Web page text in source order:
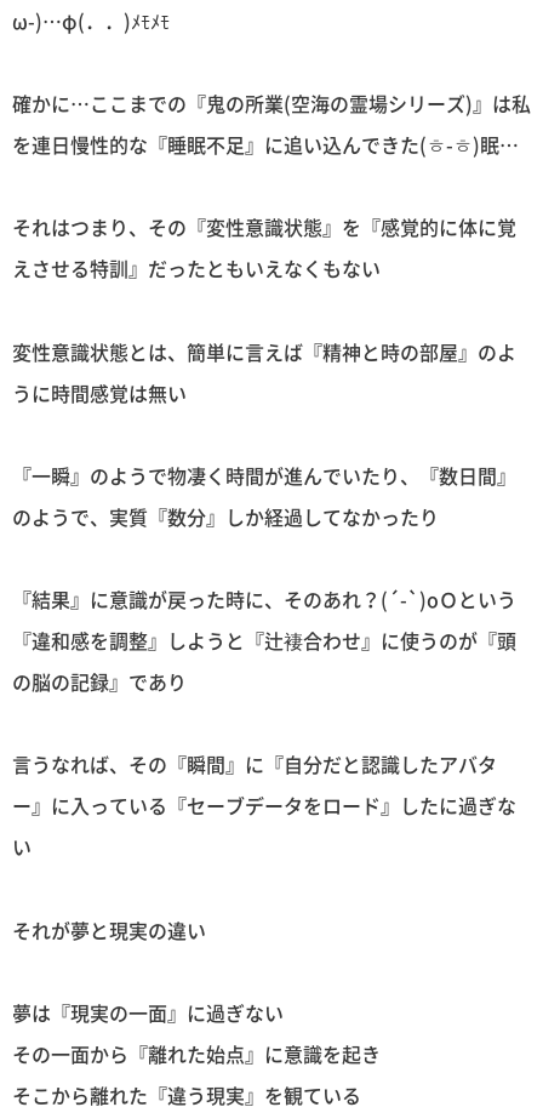
ω-)…φ(．．)ﾒﾓﾒﾓ
確かに…ここまでの『鬼の所業(空海の霊場シリーズ)』は私
を連日慢性的な『睡眠不足』に追い込んできた(ㅎ-ㅎ)眠…
それはつまり、その『変性意識状態』を『感覚的に体に覚
えさせる特訓』だったともいえなくもない
変性意識状態とは、簡単に言えば『精神と時の部屋』のよ
うに時間感覚は無い
『一瞬』のようで物凄く時間が進んでいたり、『数日間』
のようで、実質『数分』しか経過してなかったり
『結果』に意識が戻った時に、そのあれ？(´-`)oＯという
『違和感を調整』しようと『辻褄合わせ』に使うのが『頭
の脳の記録』であり
言うなれば、その『瞬間』に『自分だと認識したアバタ
ー』に入っている『セーブデータをロード』したに過ぎな
い
それが夢と現実の違い
夢は『現実の一面』に過ぎない
その一面から『離れた始点』に意識を起き
そこから離れた『違う現実』を観ている